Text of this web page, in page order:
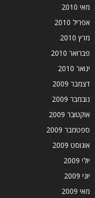
מאי 2010
אפריל 2010
מרץ 2010
פברואר 2010
ינואר 2010
דצמבר 2009
נובמבר 2009
אוקטובר 2009
ספטמבר 2009
אוגוסט 2009
יולי 2009
יוני 2009
מאי 2009